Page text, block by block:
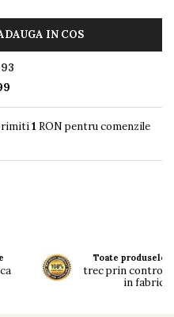
IN COS
1 RON pentru comenzile
Toate produsele
trec prin
in fabrici !